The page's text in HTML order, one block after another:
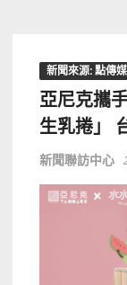
新聞來源: 點傳媒
亞尼克攜
生乳捲」
新聞聯訪中心